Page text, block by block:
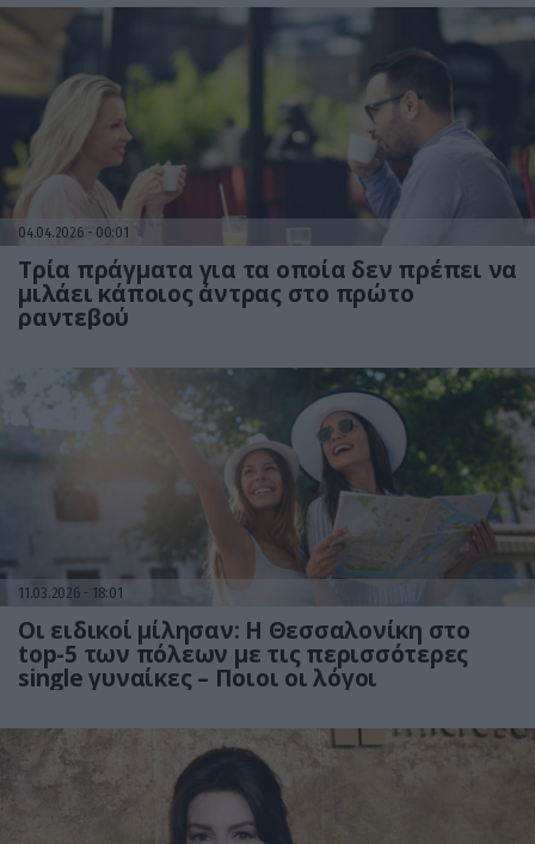
04.04.2026 00:01
Τρία πράγματα για τα οποία δεν πρέπει να
μιλάει κάποιος άντρας στο πρώτο
ραντεβού
11.03.2026 18:01
Οι ειδικοί μίλησαν: Η Θεσσαλονίκη στο
top-5 των πόλεων με τις περισσότερες
single γυναίκες – Ποιοι οι λόγοι